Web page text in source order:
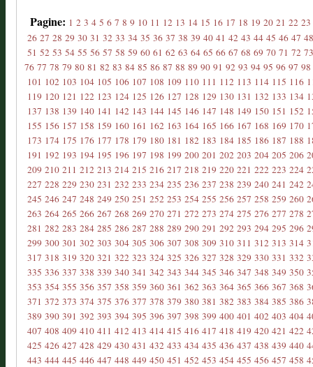
Pagine: 1 2 3 4 5 6 7 8 9 10 11 12 13 14 15 16 17 18 19 20 21 22 23
26 27 28 29 30 31 32 33 34 35 36 37 38 39 40 41 42 43 44 45 46 47 48
51 52 53 54 55 56 57 58 59 60 61 62 63 64 65 66 67 68 69 70 71 72 73
76 77 78 79 80 81 82 83 84 85 86 87 88 89 90 91 92 93 94 95 96 97 98
101 102 103 104 105 106 107 108 109 110 111 112 113 114 115 116
119 120 121 122 123 124 125 126 127 128 129 130 131 132 133 134
137 138 139 140 141 142 143 144 145 146 147 148 149 150 151 152
155 156 157 158 159 160 161 162 163 164 165 166 167 168 169 170
173 174 175 176 177 178 179 180 181 182 183 184 185 186 187 188
191 192 193 194 195 196 197 198 199 200 201 202 203 204 205 206
209 210 211 212 213 214 215 216 217 218 219 220 221 222 223 224
227 228 229 230 231 232 233 234 235 236 237 238 239 240 241 242
245 246 247 248 249 250 251 252 253 254 255 256 257 258 259 260
263 264 265 266 267 268 269 270 271 272 273 274 275 276 277 278
281 282 283 284 285 286 287 288 289 290 291 292 293 294 295 296
299 300 301 302 303 304 305 306 307 308 309 310 311 312 313 314
317 318 319 320 321 322 323 324 325 326 327 328 329 330 331 332
335 336 337 338 339 340 341 342 343 344 345 346 347 348 349 350
353 354 355 356 357 358 359 360 361 362 363 364 365 366 367 368
371 372 373 374 375 376 377 378 379 380 381 382 383 384 385 386
389 390 391 392 393 394 395 396 397 398 399 400 401 402 403 404
407 408 409 410 411 412 413 414 415 416 417 418 419 420 421 422
425 426 427 428 429 430 431 432 433 434 435 436 437 438 439 440
443 444 445 446 447 448 449 450 451 452 453 454 455 456 457 458